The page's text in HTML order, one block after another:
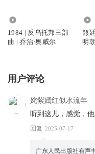
1984 | 反乌托邦三部
曲 | 乔治·奥威尔
熊
明
用户评论
姹紫嫣红似水流年
听到这儿，感觉，
回复 2025-07-17
广东人民出版社有声